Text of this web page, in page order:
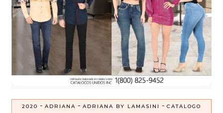
2020 - ADRIANA - ADRIANA BY LAMASINI - CATALOGO